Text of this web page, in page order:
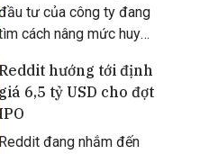
tư của công ty đang
cách nâng mức huy
IPO sắp diễn ra.
hướng tới định
giá 6,5 tỷ USD cho đợt
Reddit đang nhắm đến